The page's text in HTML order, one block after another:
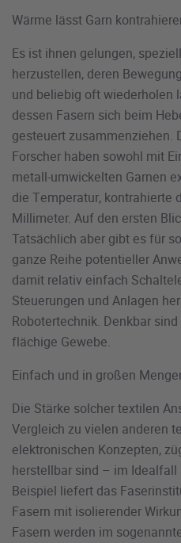
Wärme lässt Garn
Es ist ihnen gelungen,
herzustellen, deren
und beliebig oft wiederholen
dessen Fasern sich beim
gesteuert zusammenziehen.
Forscher haben sowohl mit
metall-umwickelten Garnen
die Temperatur, kontrahierte
Millimeter. Auf den ersten
Tatsächlich aber gibt es für
ganze Reihe potentieller
damit relativ einfach
Steuerungen und Anlagen
Robotertechnik. Denkbar
flächige Gewebe.
Einfach und in großen
Die Stärke solcher textilen
Vergleich zu vielen anderen
elektronischen Konzepten,
herstellbar sind – im
Beispiel liefert das
Fasern mit isolierender
Fasern werden im